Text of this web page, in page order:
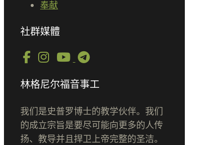
奉献
社群媒體
林格尼尔福音事工
我们是史普罗博士的教学伙伴。我们
的成立宗旨是要尽可能向更多的人传
扬、教导并且捍卫上帝完整的圣洁。